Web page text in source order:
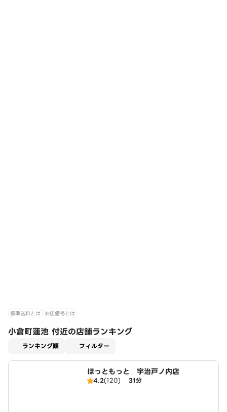
標準送料とは お店価格とは
小倉町蓮池 付近の店舗ランキング
ランキング順 フィルター
ほっともっと 宇治戸ノ内店
4.2(120) 31分